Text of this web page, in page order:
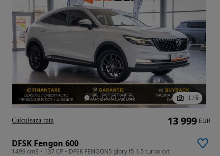
1 / 6
DFSK Fengon 600
1499 cm3 • 137 CP • DFSK FENGON5 glory f5 1.5 turbo cvt
13 999 EUR
Calculeaza rata